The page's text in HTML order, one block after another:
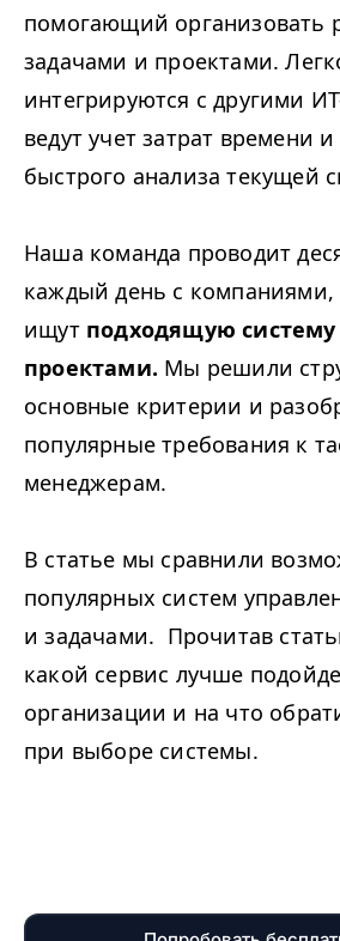
помогающий организовать
задачами и проектами.
интегрируются с другими
ведут учет затрат времени
быстрого анализа текущей
Наша команда проводит
каждый день с компаниями,
ищут подходящую
проектами. Мы решили
основные критерии и
популярные требования к
менеджерам.
В статье мы сравнили
популярных систем
и задачами. Прочитав
какой сервис лучше
организации и на что
при выборе системы.